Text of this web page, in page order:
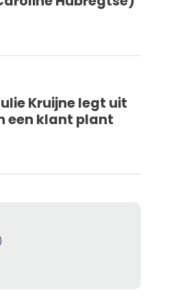
Kruijne legt uit
een klant plant